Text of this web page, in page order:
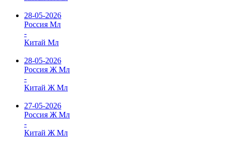
28-05-2026
Россия Мл
-
Китай Мл
28-05-2026
Россия Ж Мл
-
Китай Ж Мл
27-05-2026
Россия Ж Мл
-
Китай Ж Мл